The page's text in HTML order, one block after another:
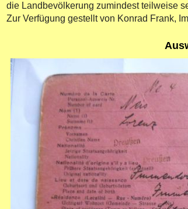
die Landbevölkerung zumindest teilweise
Zur Verfügung gestellt von Konrad Frank,